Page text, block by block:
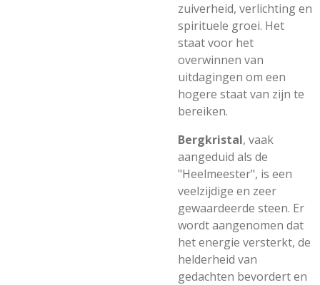
zuiverheid, verlichting en
spirituele groei. Het
staat voor het
overwinnen van
uitdagingen om een
hogere staat van zijn te
bereiken.
Bergkristal, vaak
aangeduid als de
"Heelmeester", is een
veelzijdige en zeer
gewaardeerde steen. Er
wordt aangenomen dat
het energie versterkt, de
helderheid van
gedachten bevordert en